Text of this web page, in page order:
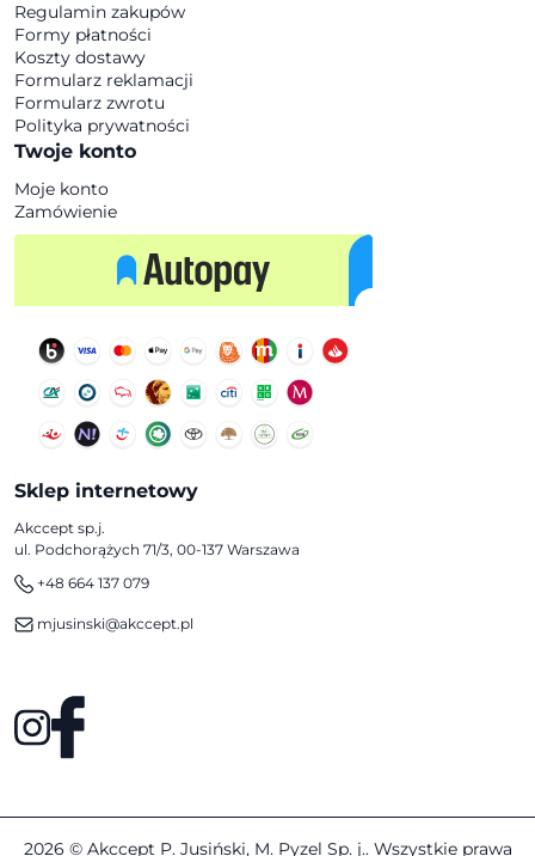
Regulamin zakupów
Formy płatności
Koszty dostawy
Formularz reklamacji
Formularz zwrotu
Polityka prywatności
Twoje konto
Moje konto
Zamówienie
Sklep internetowy
Akccept sp.j.
ul. Podchorążych 71/3, 00-137 Warszawa
+48 664 137 079
mjusinski@akccept.pl
2026 © Akccept P. Jusiński, M. Pyzel Sp. j.. Wszystkie prawa